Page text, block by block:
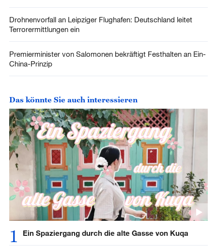
Drohnenvorfall an Leipziger Flughafen: Deutschland leitet
Terrorermittlungen ein
Premierminister von Salomonen bekräftigt Festhalten an Ein-
China-Prinzip
Das könnte Sie auch interessieren
1 Ein Spaziergang durch die alte Gasse von Kuqa